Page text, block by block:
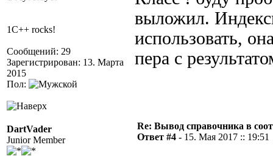
1C++ rocks!
Сообщений: 29
Зарегистрирован: 13. Марта
2015
Пол:
выложил.
использовать,
пера с
DartVader
Junior Member
Re: Вывод справочника в
Ответ #4 - 15. Мая 2017 :: 19:51